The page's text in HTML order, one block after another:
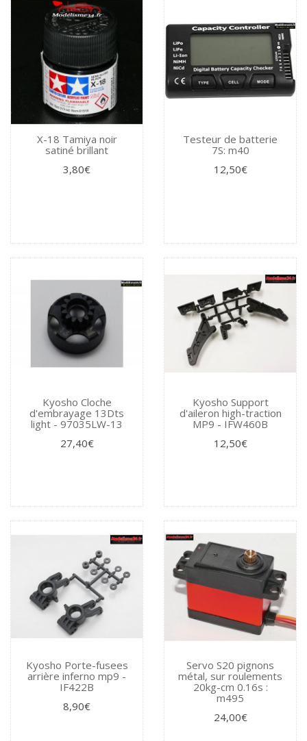
X-18 Tamiya noir
satiné brillant
3,80€
Testeur de batterie
7S: m40
12,50€
Kyosho Cloche
d'embrayage 13Dts
light - 97035LW-13
27,40€
Kyosho Support
d'aileron high-traction
MP9 - IFW460B
12,50€
Kyosho Porte-fusees
arrière inferno mp9 -
IF422B
8,90€
Servo S20 pignons
métal, sur roulements
20kg-cm 0.16s :
m495
24,00€